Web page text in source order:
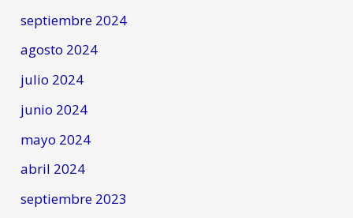
septiembre 2024
agosto 2024
julio 2024
junio 2024
mayo 2024
abril 2024
septiembre 2023